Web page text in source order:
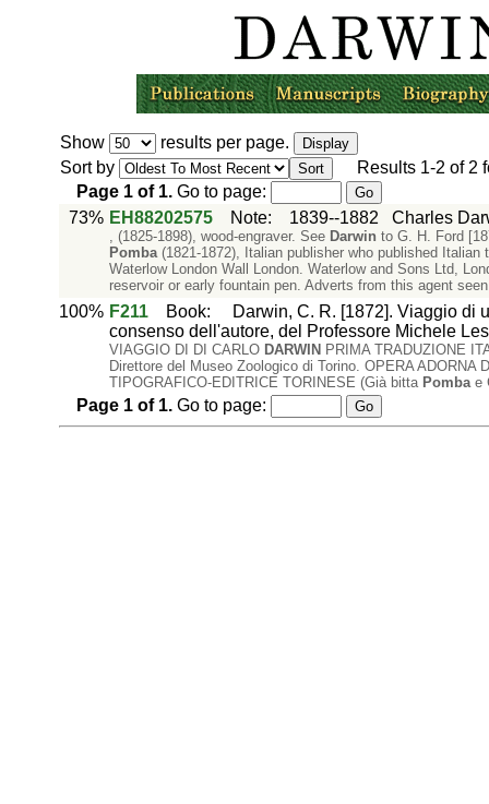
Show
results per page.
Sort by
Results 1-2 of 2
Page 1of 1.Go to page:
73% EH88202575 Note: 1839--1882 Charles
, (1825-1898), wood-engraver. See Darwin to G. H. Ford
Pomba(1821-1872), Italian publisher who published
Waterlow London Wall London. Waterlow and Sons Ltd,
reservoir or early fountain pen. Adverts from this agent
100% F211 Book:
Darwin, C. R. [1872]. Viaggio di
consenso dell'autore, del Professore Michele
VIAGGIO DI DI CARLO DARWIN PRIMA TRADUZIONE
Direttore del Museo Zoologico di Torino. OPERA
TIPOGRAFICO-EDITRICE TORINESE (Già bitta Pombae
Page 1of 1.Go to page: